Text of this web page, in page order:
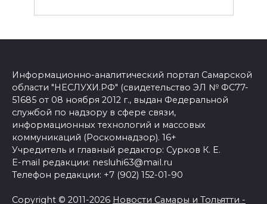
Информационно-аналитический портал Самарской
области "НЕСЛУХИ.РФ" (свидетельство ЭЛ № ФС77-
51685 от 08 ноября 2012 г., выдан Федеральной
службой по надзору в сфере связи,
информационных технологий и массовых
коммуникаций (Роскомнадзор). 16+
Учредитель и главный редактор: Сурков К. Е.
E-mail редакции: nesluhi63@mail.ru
Телефон редакции: +7 (902) 152-01-90
Copyright © 2011-2026 Новости Самары и Тольятти -